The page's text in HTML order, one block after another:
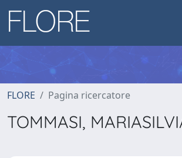
FLORE Pagina ricercatore
TOMMASI,